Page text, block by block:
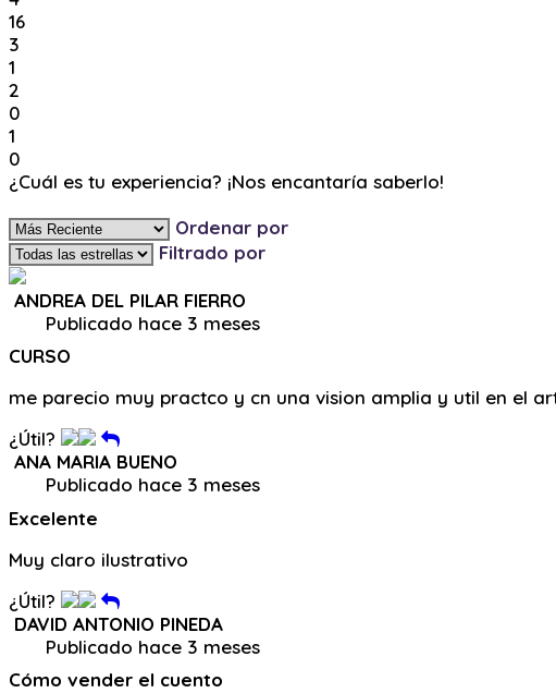
16
3
1
2
0
1
0
¿Cuál es tu experiencia? ¡Nos encantaría saberlo!
Ordenar por
Filtrado por
ANDREA DEL PILAR FIERRO
Publicado hace 3 meses
CURSO
me parecio muy practco y cn una vision amplia y util en el
¿Útil?
ANA MARIA BUENO
Publicado hace 3 meses
Excelente
Muy claro ilustrativo
¿Útil?
DAVID ANTONIO PINEDA
Publicado hace 3 meses
Cómo vender el cuento